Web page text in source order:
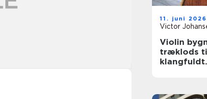
11. juni 2026
Victor
Violin
træklods
klangfuldt